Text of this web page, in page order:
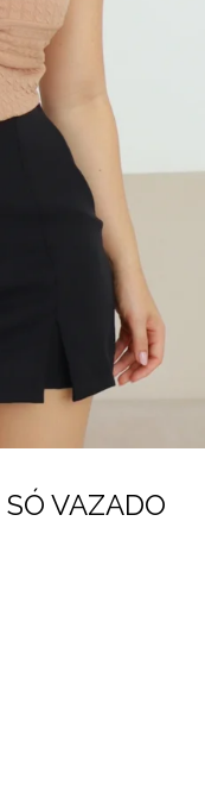
VAZADO